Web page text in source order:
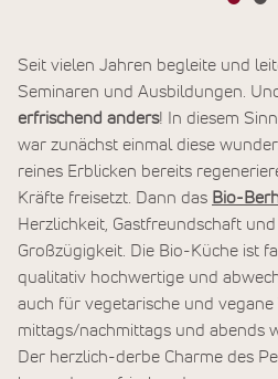
Seit vielen Jahren begleite und
Seminaren und Ausbildungen.
erfrischend anders! In diesem
war zunächst einmal diese
reines Erblicken bereits
Kräfte freisetzt. Dann das Bio-
Herzlichkeit, Gastfreundschaft
Großzügigkeit. Die Bio-Küche ist
qualitativ hochwertige und
auch für vegetarische und
mittags/nachmittags und abends
Der herzlich-derbe Charme des